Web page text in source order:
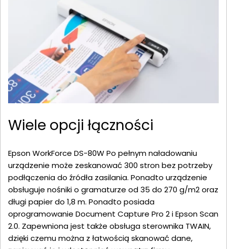
Wiele opcji łączności
Epson WorkForce DS-80W Po pełnym naładowaniu
urządzenie może zeskanować 300 stron bez potrzeby
podłączenia do źródła zasilania. Ponadto urządzenie
obsługuje nośniki o gramaturze od 35 do 270 g/m2 oraz
długi papier do 1,8 m. Ponadto posiada
oprogramowanie Document Capture Pro 2 i Epson Scan
2.0. Zapewniona jest także obsługa sterownika TWAIN,
dzięki czemu można z łatwością skanować dane,